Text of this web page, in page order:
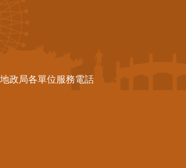
政局各單位服務電話